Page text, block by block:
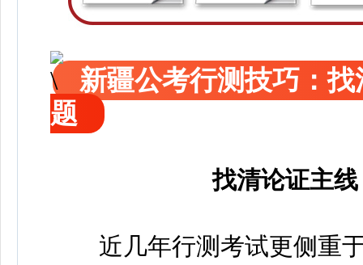
新疆公考行测技巧：
题
找清论证主
近几年行测考试更侧重于